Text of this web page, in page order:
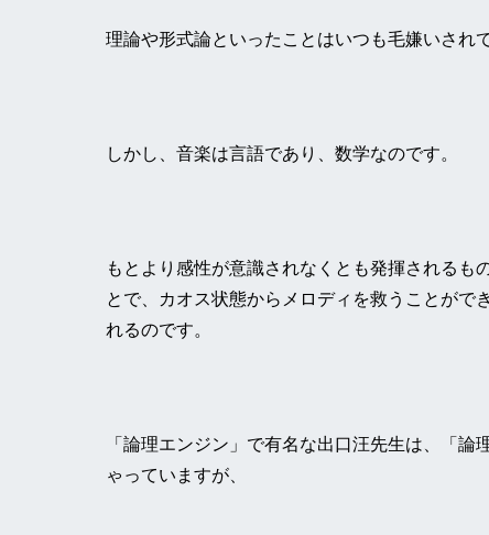
理論や形式論といったことはいつも毛嫌いされ
しかし、音楽は言語であり、数学なのです。
もとより感性が意識されなくとも発揮されるも
とで、カオス状態からメロディを救うことがで
れるのです。
「論理エンジン」で有名な出口汪先生は、「
ゃっていますが、